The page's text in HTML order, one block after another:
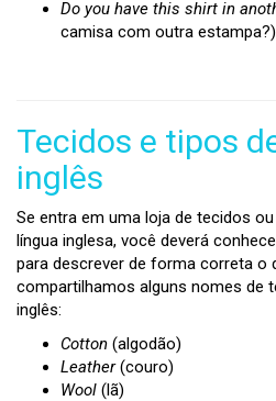
Do you have this shirt in
camisa com outra estampa?)
Tecidos e tipos
inglês
Se entra em uma loja de tecidos
língua inglesa, você deverá
para descrever de forma correta o
compartilhamos alguns nomes de
inglês:
Cotton (algodão)
Leather(couro)
Wool (lã)